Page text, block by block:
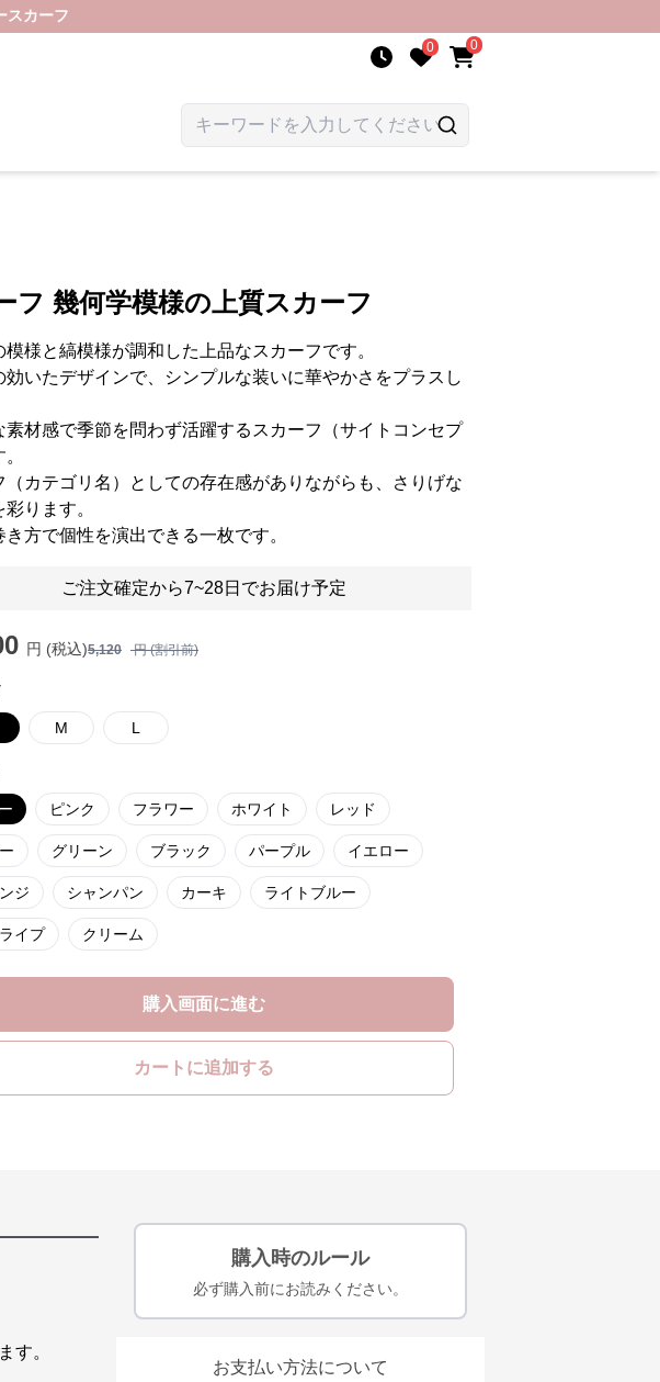
スカーフ
0 0
フ 幾何学模様の上質スカーフ
模様と縞模様が調和した上品なスカーフです。
効いたデザインで、シンプルな装いに華やかさをプラスし
素材感で季節を問わず活躍するスカーフ（サイトコンセプ
（カテゴリ名）としての存在感がありながらも、さりげな
彩ります。
き方で個性を演出できる一枚です。
ご注文確定から7~28日でお届け予定
円 (税込)5,120 円 (割引前)
M L
ピンク フラワー ホワイト レッド
グリーン ブラック パープル イエロー
ジ シャンパン カーキ ライトブルー
イプ クリーム
購入画面に進む
カートに追加する
す。
購入時のルール
必ず購入前にお読みください。
お支払い方法について